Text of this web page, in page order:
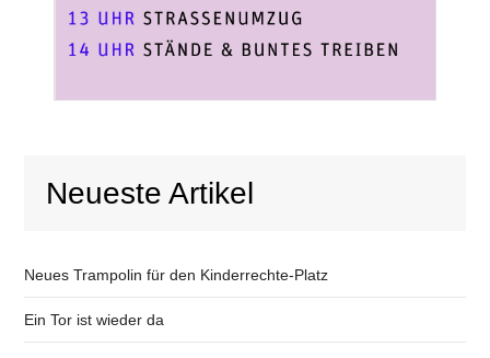
Neueste Artikel
Neues Trampolin für den Kinderrechte-Platz
Ein Tor ist wieder da